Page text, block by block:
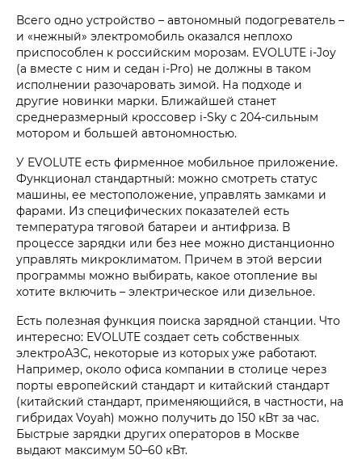
Всего одно устройство – автономный подогреватель –
и «нежный» электромобиль оказался неплохо
приспособлен к российским морозам. EVOLUTE i‑Joy
(а вместе с ним и седан i‑Pro) не должны в таком
исполнении разочаровать зимой. На подходе и
другие новинки марки. Ближайшей станет
среднеразмерный кроссовер i‑Sky с 204‑сильным
мотором и большей автономностью.
У EVOLUTE есть фирменное мобильное приложение.
Функционал стандартный: можно смотреть статус
машины, ее местоположение, управлять замками и
фарами. Из специфических показателей есть
температура тяговой батареи и антифриза. В
процессе зарядки или без нее можно дистанционно
управлять микроклиматом. Причем в этой версии
программы можно выбирать, какое отопление вы
хотите включить – электрическое или дизельное.
Есть полезная функция поиска зарядной станции. Что
интересно: EVOLUTE создает сеть собственных
электроАЗС, некоторые из которых уже работают.
Например, около офиса компании в столице через
порты европейский стандарт и китайский стандарт
(китайский стандарт, применяющийся, в частности, на
гибридах Voyah) можно получить до 150 кВт за час.
Быстрые зарядки других операторов в Москве
выдают максимум 50–60 кВт.